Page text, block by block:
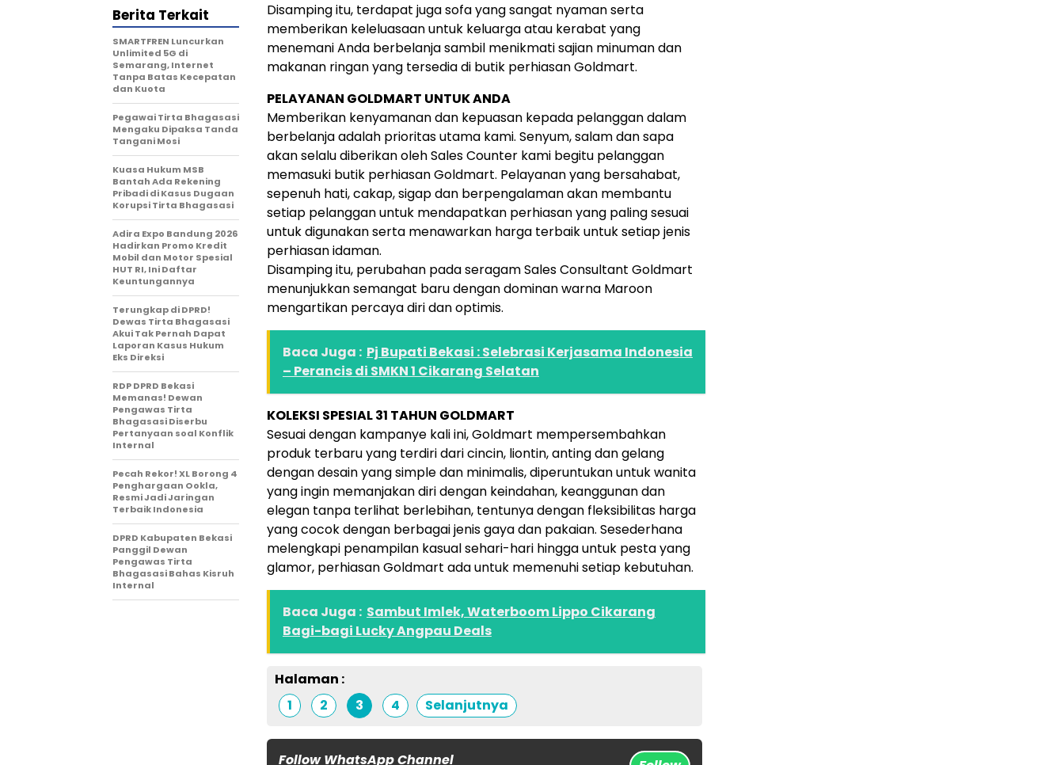
Disamping itu, terdapat juga sofa yang sangat nyaman serta
memberikan keleluasaan untuk keluarga atau kerabat yang
menemani Anda berbelanja sambil menikmati sajian minuman dan
makanan ringan yang tersedia di butik perhiasan Goldmart.
PELAYANAN GOLDMART UNTUK ANDA
Memberikan kenyamanan dan kepuasan kepada pelanggan dalam
berbelanja adalah prioritas utama kami. Senyum, salam dan sapa
akan selalu diberikan oleh Sales Counter kami begitu pelanggan
memasuki butik perhiasan Goldmart. Pelayanan yang bersahabat,
sepenuh hati, cakap, sigap dan berpengalaman akan membantu
setiap pelanggan untuk mendapatkan perhiasan yang paling sesuai
untuk digunakan serta menawarkan harga terbaik untuk setiap jenis
perhiasan idaman.
Disamping itu, perubahan pada seragam Sales Consultant Goldmart
menunjukkan semangat baru dengan dominan warna Maroon
mengartikan percaya diri dan optimis.
Baca Juga : Pj Bupati Bekasi : Selebrasi Kerjasama Indonesia
– Perancis di SMKN 1 Cikarang Selatan
KOLEKSI SPESIAL 31 TAHUN GOLDMART
Sesuai dengan kampanye kali ini, Goldmart mempersembahkan
produk terbaru yang terdiri dari cincin, liontin, anting dan gelang
dengan desain yang simple dan minimalis, diperuntukan untuk wanita
yang ingin memanjakan diri dengan keindahan, keanggunan dan
elegan tanpa terlihat berlebihan, tentunya dengan fleksibilitas harga
yang cocok dengan berbagai jenis gaya dan pakaian. Sesederhana
melengkapi penampilan kasual sehari-hari hingga untuk pesta yang
glamor, perhiasan Goldmart ada untuk memenuhi setiap kebutuhan.
Baca Juga : Sambut Imlek, Waterboom Lippo Cikarang
Bagi-bagi Lucky Angpau Deals
Halaman :
1
2 3 4 Selanjutnya
Follow WhatsApp Channel
Berita Terkait
SMARTFREN Luncurkan
Unlimited 5G di
Semarang, Internet
Tanpa Batas Kecepatan
dan Kuota
Pegawai Tirta Bhagasasi
Mengaku Dipaksa Tanda
Tangani Mosi
Kuasa Hukum MSB
Bantah Ada Rekening
Pribadi di Kasus Dugaan
Korupsi Tirta Bhagasasi
Adira Expo Bandung 2026
Hadirkan Promo Kredit
Mobil dan Motor Spesial
HUT RI, Ini Daftar
Keuntungannya
Terungkap di DPRD!
Dewas Tirta Bhagasasi
Akui Tak Pernah Dapat
Laporan Kasus Hukum
Eks Direksi
RDP DPRD Bekasi
Memanas! Dewan
Pengawas Tirta
Bhagasasi Diserbu
Pertanyaan soal Konflik
Internal
Pecah Rekor! XL Borong 4
Penghargaan Ookla,
Resmi Jadi Jaringan
Terbaik Indonesia
DPRD Kabupaten Bekasi
Panggil Dewan
Pengawas Tirta
Bhagasasi Bahas Kisruh
Internal